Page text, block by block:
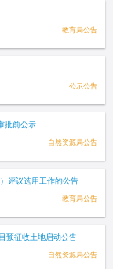
教育局公告
公示公告
批前公示
自然资源局公告
评议选用工作的公告
教育局公告
预征收土地启动公告
自然资源局公告